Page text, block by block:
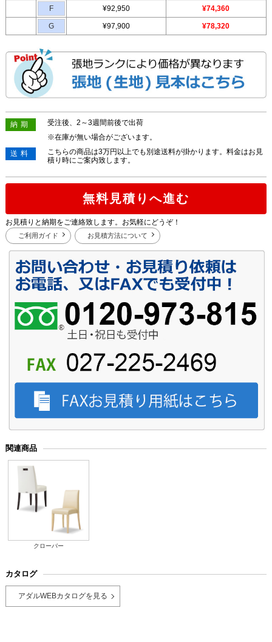
F ¥92,950 ¥74,360
G ¥97,900 ¥78,320
納期
受注後、2～3週間前後で出荷
※在庫が無い場合がございます。
送料
こちらの商品は3万円以上でも別途送料が掛かります。料金はお見
積り時にご案内致します。
無料見積りへ進む
お見積りと納期をご連絡致します。お気軽にどうぞ！
ご利用ガイド お見積方法について
関連商品
クローバー
カタログ
アダルWEBカタログを見る